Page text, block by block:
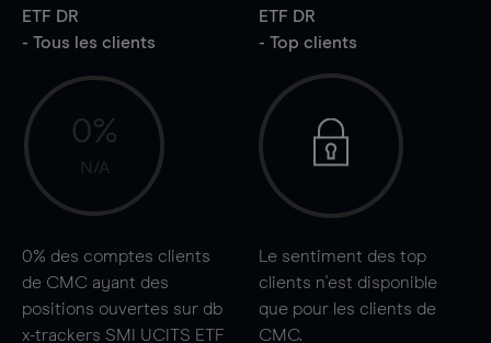
ETF DR
- Tous les clients
0%
N/A
0% des comptes clients
de CMC ayant des
positions ouvertes sur db
x-trackers SMI UCITS ETF
ETF DR
- Top clients
Le sentiment des top
clients n'est disponible
que pour les clients de
CMC.